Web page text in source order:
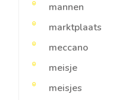
mannen
marktplaats
meccano
meisje
meisjes